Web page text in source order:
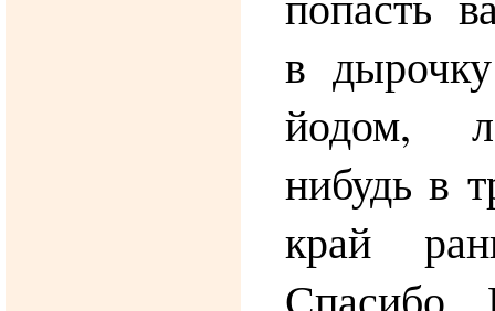
в
йодом,
нибудь в
край